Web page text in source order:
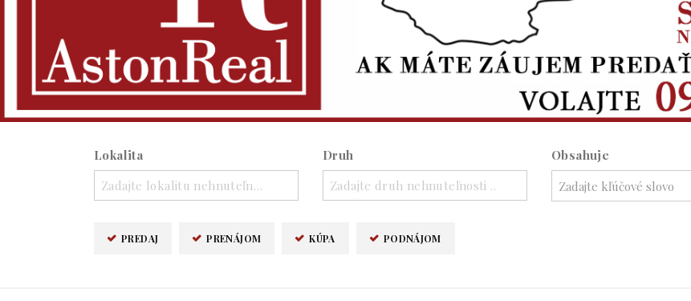
Lokalita
Zadajte lokalitu nehnuteľnosti ..
Druh
Zadajte druh nehnuteľnosti ..
Obsahuje
PREDAJ PRENÁJOM KÚPA PODNÁJOM